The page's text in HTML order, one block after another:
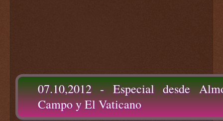
07.10,2012 - Especial desde
Campo y El Vaticano